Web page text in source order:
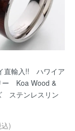
直輸入!! ハワイア
ー Koa Wood &
ステンレスリン
)